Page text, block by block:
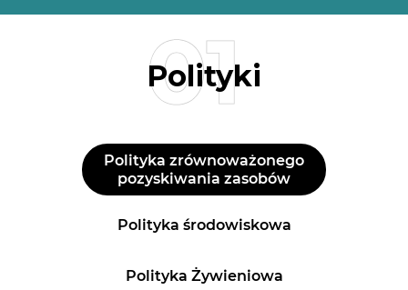
Polityki
Polityka środowiskowa
Polityka Żywieniowa
Polityka zrównoważonego
pozyskiwania zasobów